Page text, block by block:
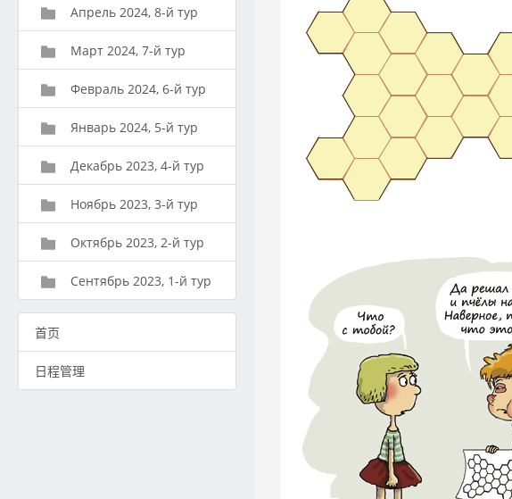
Апрель 2024, 8-й тур
Март 2024, 7-й тур
Февраль 2024, 6-й тур
Январь 2024, 5-й тур
Декабрь 2023, 4-й тур
Ноябрь 2023, 3-й тур
Октябрь 2023, 2-й тур
Сентябрь 2023, 1-й тур
首页
日程管理